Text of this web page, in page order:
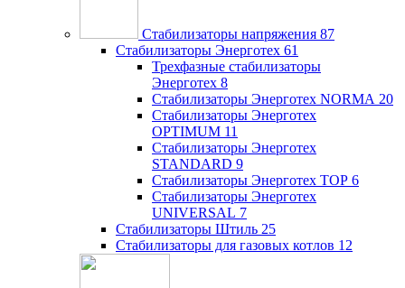
Стабилизаторы напряжения 87
Стабилизаторы Энерготех 61
Трехфазные стабилизаторы
Энерготех 8
Стабилизаторы Энерготех NORMA 20
Стабилизаторы Энерготех
OPTIMUM 11
Стабилизаторы Энерготех
STANDARD 9
Стабилизаторы Энерготех TOP 6
Стабилизаторы Энерготех
UNIVERSAL 7
Стабилизаторы Штиль 25
Стабилизаторы для газовых котлов 12